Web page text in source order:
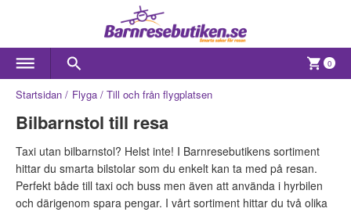
0
Startsidan Flyga Till och från flygplatsen
Bilbarnstol till resa
Taxi utan bilbarnstol? Helst inte! I Barnresebutikens sortiment
hittar du smarta bilstolar som du enkelt kan ta med på resan.
Perfekt både till taxi och buss men även att använda i hyrbilen
och därigenom spara pengar. I vårt sortiment hittar du två olika